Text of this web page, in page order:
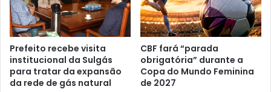
Prefeito recebe visita
institucional da Sulgás
para tratar da expansão
da rede de gás natural
CBF fará “parada
obrigatória” durante a
Copa do Mundo Feminina
de 2027